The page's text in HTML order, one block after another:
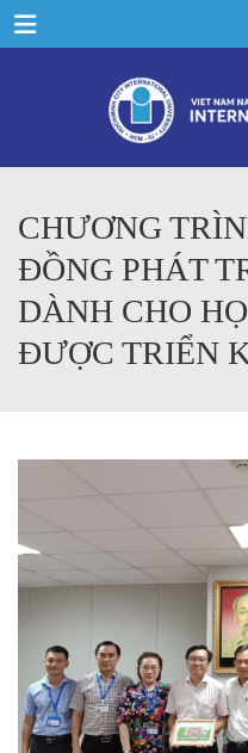
Menu
CHƯƠNG
ĐỒNG PHÁT
DÀNH CHO
ĐƯỢC TRIỂN